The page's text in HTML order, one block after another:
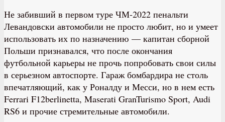
Не забивший в первом туре ЧМ-2022 пенальти
Левандовски автомобили не просто любит, но и умеет
использовать их по назначению — капитан сборной
Польши признавался, что после окончания
футбольной карьеры не прочь попробовать свои силы
в серьезном автоспорте. Гараж бомбардира не столь
впечатляющий, как у Роналду и Месси, но в нем есть
Ferrari F12berlinetta, Maserati GranTurismo Sport, Audi
RS6 и прочие стремительные автомобили.